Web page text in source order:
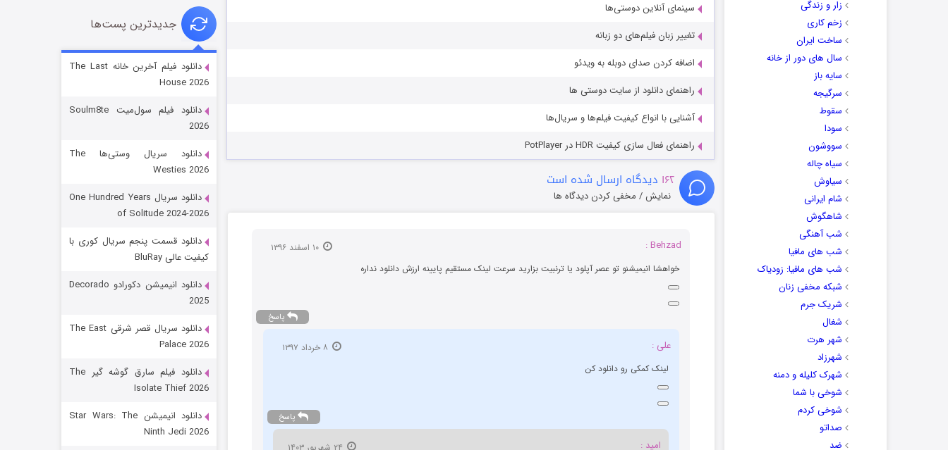
زار و زندگی
زخم کاری
ساخت ایران
سال های دور از خانه
سایه باز
سرگیجه
سقوط
سودا
سووشون
سیاه چاله
سیاوش
شام ایرانی
شاهگوش
شب آهنگی
شب های مافیا
شب های مافیا: زودیاک
شبکه مخفی زنان
شریک جرم
شغال
شهر هرت
شهرزاد
شهرک کلیله و دمنه
شوخی با شما
شوخی کردم
صداتو
ضد
سینمای آنلاین دوستی‌ها
تغییر زبان فیلم‌های دو زبانه
اضافه کردن صدای دوبله به ویدئو
راهنمای دانلود از سایت دوستی ها
آشنایی با انواع کیفیت فیلم‌ها و سریال‌ها
راهنمای فعال سازی کیفیت HDR در PotPlayer
۱۶۲ دیدگاه ارسال شده است
نمایش / مخفی کردن دیدگاه ها
Behzad :
۱۰ اسفند ۱۳۹۶
خواهشا انیمیشنو تو عصر آپلود یا ترنبیت بزارید سرعت لینک مستقیم پایینه ارزش دانلود نداره
پاسخ
علی :
لینک کمکی رو دانلود کن
پاسخ
امید :
قسمت
باب اسفنجی فصل ۱۷
قسمت
جدیدترین پست‌ها
دانلود فیلم آخرین خانه The Last
House 2026
دانلود فیلم سول‌میت Soulm8te
2026
دانلود سریال وستی‌ها The
Westies 2026
دانلود سریال One Hundred Years
of Solitude 2024-2026
دانلود قسمت پنجم سریال کوری با
کیفیت عالی BluRay
دانلود انیمیشن دکورادو Decorado
2025
دانلود سریال قصر شرقی The East
Palace 2026
دانلود فیلم سارق گوشه گیر The
Isolate Thief 2026
دانلود انیمیشن Star Wars: The
Ninth Jedi 2026